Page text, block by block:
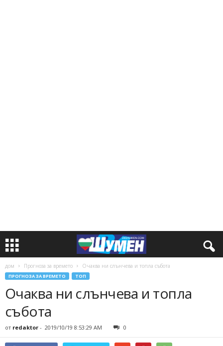
дом Прогноза за времето Очаква ни слънчева и топла събота
ПРОГНОЗА ЗА ВРЕМЕТО ТОП
Очаква ни слънчева и топла
събота
от redaktor - 2019/10/19 8:53:29 AM 0